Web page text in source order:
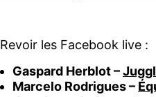
Revoir les Facebook live :
Gaspard Herblot –
Marcelo Rodrigues –